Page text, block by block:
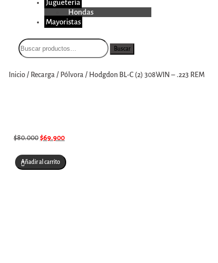
Juguetería
Hondas
Mayoristas
Buscar
Inicio / Recarga / Pólvora / Hodgdon BL-C (2) 308WIN – .223 REM
$80.000$69.900
Añadir al carrito